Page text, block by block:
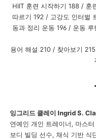
HIIT 훈련 시작하기 188 / 훈
따르기 192 / 고강도 인터벌
동과 정리 운동 196 / 운동 루
용어 해설 210 / 찾아보기
잉그리드 클레이 Ingrid S.
연예인 개인 트레이너, 마스
보디 빌딩 선수, 채식 기반 식